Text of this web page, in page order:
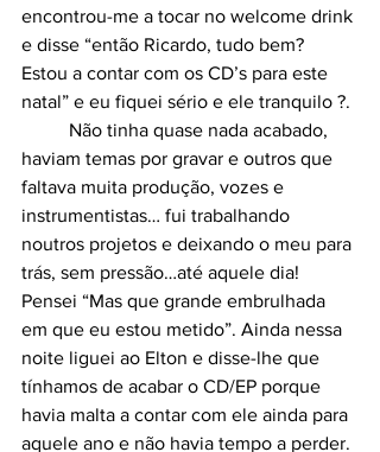
encontrou-me a tocar no welcome drink
e disse “então Ricardo, tudo bem?
Estou a contar com os CD’s para este
natal” e eu fiquei sério e ele tranquilo ?.
haviam temas por gravar e outros que
faltava muita produção, vozes e
instrumentistas… fui trabalhando
noutros projetos e deixando o meu para
trás, sem pressão…até aquele dia!
Pensei “Mas que grande embrulhada
em que eu estou metido”. Ainda nessa
noite liguei ao Elton e disse-lhe que
tínhamos de acabar o CD/EP porque
havia malta a contar com ele ainda para
aquele ano e não havia tempo a perder.